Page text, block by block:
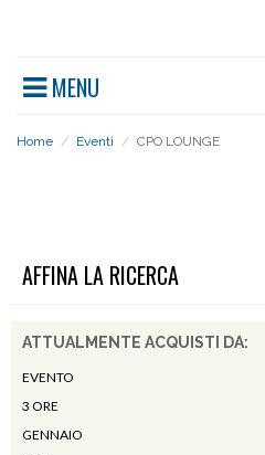
MENU
Home / Eventi / CPO LOUNGE
AFFINA LA RICERCA
ATTUALMENTE ACQUISTI DA:
EVENTO
3 ORE
GENNAIO